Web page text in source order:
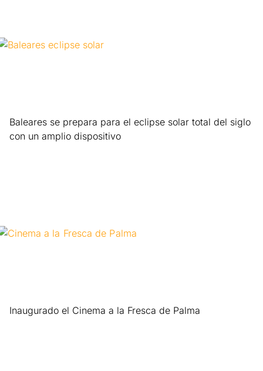
Baleares se prepara para el eclipse solar total del siglo
con un amplio dispositivo
Inaugurado el Cinema a la Fresca de Palma